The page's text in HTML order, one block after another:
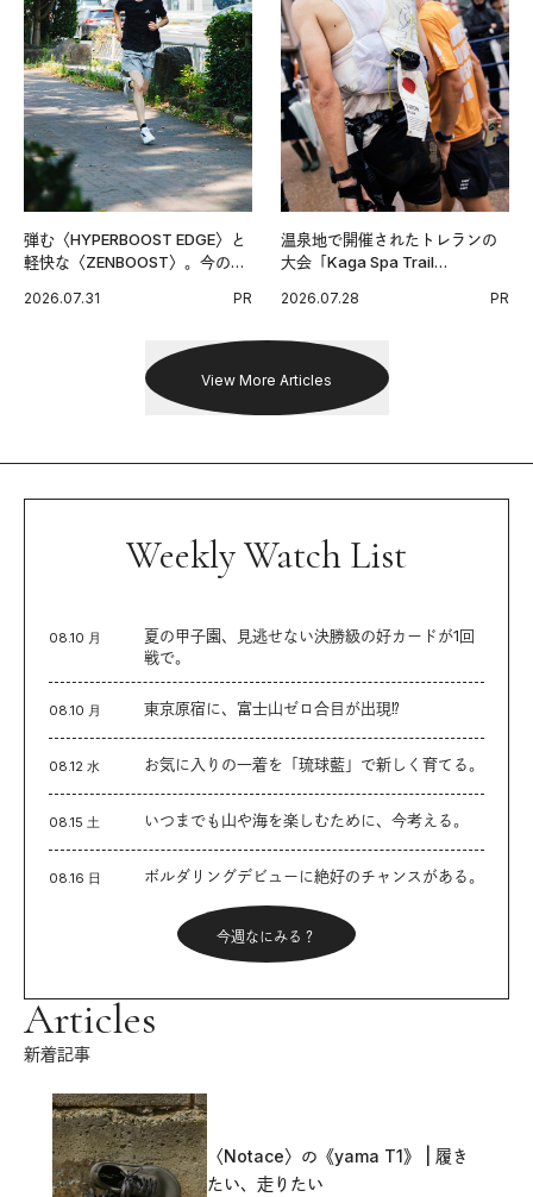
弾む〈HYPERBOOST EDGE〉と
軽快な〈ZENBOOST〉。今の時
出した新機軸。
2026.07.31 PR
温泉地で開催されたトレランの
大会「Kaga Spa Trail
戦を夢見るランナーたちの奮闘
2026.07.28 PR
View More Articles
Weekly Watch List
08.10 月
夏の甲子園、見逃せない決勝級の好カードが1回
戦で。
08.10 月 東京原宿に、富士山ゼロ合目が出現⁉︎
08.12 水 お気に入りの一着を「琉球藍」で新しく育てる。
08.15 土 いつまでも山や海を楽しむために、今考える。
08.16 日 ボルダリングデビューに絶好のチャンスがある。
今週なにみる？
Articles
新着記事
〈Notace〉の《yama T1》 | 履き
たい、走りたい